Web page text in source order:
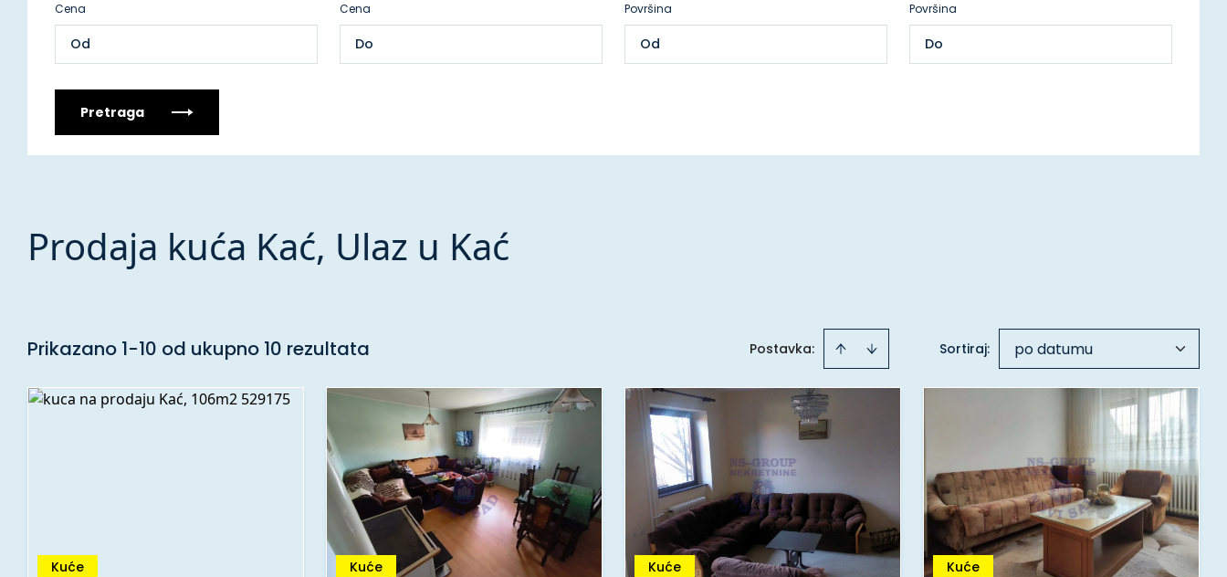
Cena Cena Površina Površina
Pretraga
Prodaja kuća Kać, Ulaz u Kać
Prikazano 1-10 od ukupno 10 rezultata Postavka: Sortiraj: po datumu
Kuće Kuće Kuće Kuće